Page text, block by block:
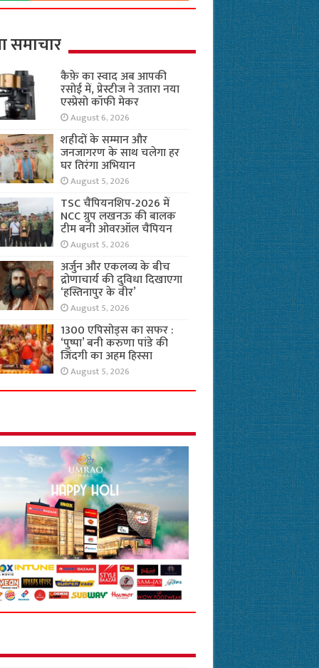
समाचार
कैफ़े का स्वाद अब आपकी
रसोई में, प्रेस्टीज ने उतारा नया
एस्प्रेसो कॉफी मेकर
August 6, 2026
शहीदों के सम्मान और
जनजागरण के साथ चलेगा हर
घर तिरंगा अभियान
August 5, 2026
TSC चैंपियनशिप-2026 में
NCC ग्रुप लखनऊ की बालक
टीम बनी ओवरऑल चैंपियन
August 5, 2026
अर्जुन और एकलव्य के बीच
द्रोणाचार्य की दुविधा दिखाएगा
‘हस्तिनापुर के वीर’
August 5, 2026
1300 एपिसोड्स का सफर :
‘पुष्पा’ बनी करुणा पांडे की
जिंदगी का अहम हिस्सा
August 5, 2026